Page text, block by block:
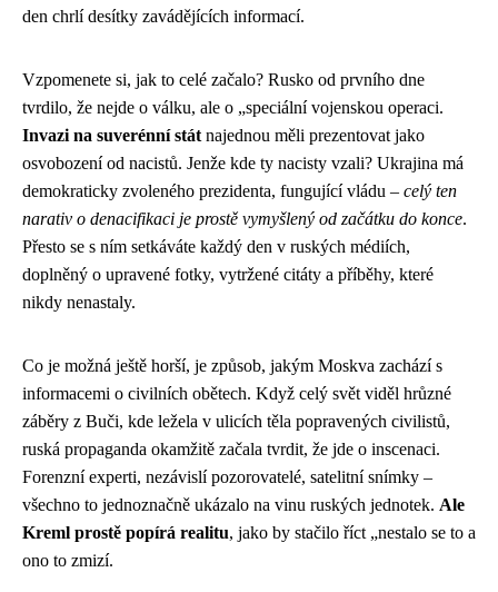
den chrlí desítky zavádějících informací.
Vzpomenete si, jak to celé začalo? Rusko od prvního dne
tvrdilo, že nejde o válku, ale o „speciální vojenskou operaci.
Invazi na suverénní stát najednou měli prezentovat jako
osvobození od nacistů. Jenže kde ty nacisty vzali? Ukrajina má
demokraticky zvoleného prezidenta, fungující vládu – celý ten
narativ o denacifikaci je prostě vymyšlený od začátku do konce.
Přesto se s ním setkáváte každý den v ruských médiích,
doplněný o upravené fotky, vytržené citáty a příběhy, které
nikdy nenastaly.
Co je možná ještě horší, je způsob, jakým Moskva zachází s
informacemi o civilních obětech. Když celý svět viděl hrůzné
záběry z Buči, kde ležela v ulicích těla popravených civilistů,
ruská propaganda okamžitě začala tvrdit, že jde o inscenaci.
Forenzní experti, nezávislí pozorovatelé, satelitní snímky –
všechno to jednoznačně ukázalo na vinu ruských jednotek. Ale
Kreml prostě popírá realitu, jako by stačilo říct „nestalo se to a
ono to zmizí.